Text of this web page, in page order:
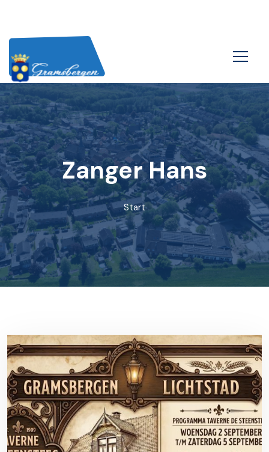
Zanger Hans
Start